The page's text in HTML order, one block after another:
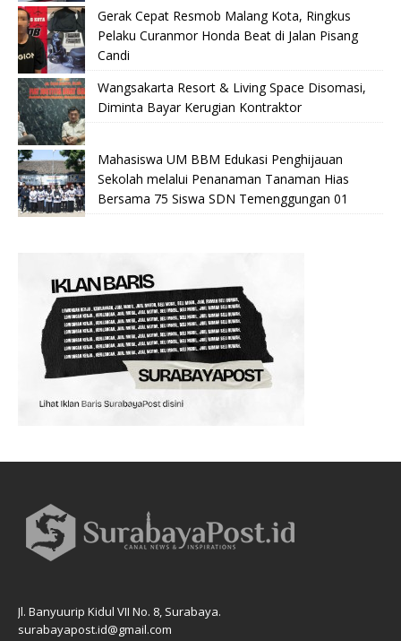
Gerak Cepat Resmob Malang Kota, Ringkus
Pelaku Curanmor Honda Beat di Jalan Pisang
Candi
Wangsakarta Resort & Living Space Disomasi,
Diminta Bayar Kerugian Kontraktor
Mahasiswa UM BBM Edukasi Penghijauan
Sekolah melalui Penanaman Tanaman Hias
Bersama 75 Siswa SDN Temenggungan 01
Jl. Banyuurip Kidul VII No. 8, Surabaya.
surabayapost.id@gmail.com